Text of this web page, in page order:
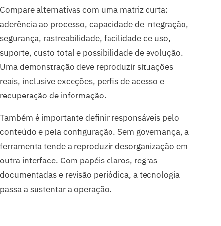
Compare alternativas com uma matriz curta:
aderência ao processo, capacidade de integração,
segurança, rastreabilidade, facilidade de uso,
suporte, custo total e possibilidade de evolução.
Uma demonstração deve reproduzir situações
reais, inclusive exceções, perfis de acesso e
recuperação de informação.
Também é importante definir responsáveis pelo
conteúdo e pela configuração. Sem governança, a
ferramenta tende a reproduzir desorganização em
outra interface. Com papéis claros, regras
documentadas e revisão periódica, a tecnologia
passa a sustentar a operação.